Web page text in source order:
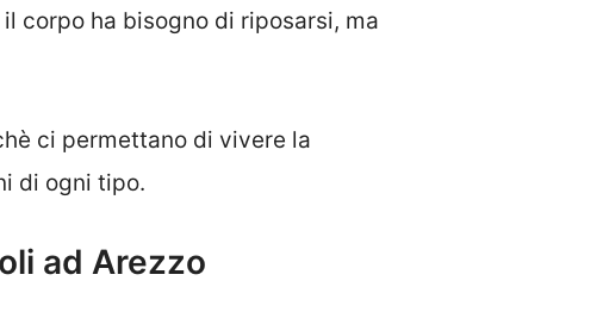
corpo ha bisogno di riposarsi, ma
ci permettano di vivere la
di ogni tipo.
ad Arezzo